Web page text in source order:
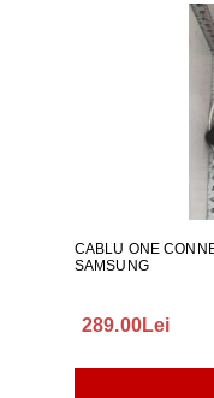
CABLU ONE
SAMSUNG
289.00Lei